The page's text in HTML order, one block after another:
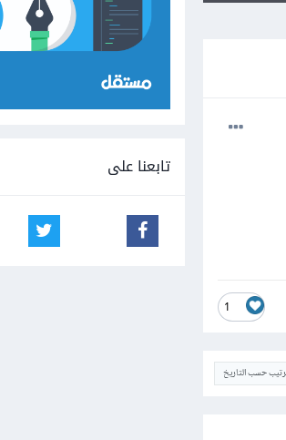
1
حسب التاريخ
تابعنا على